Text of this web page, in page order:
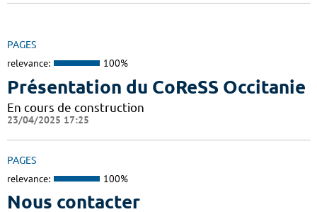
PAGES
relevance: 100%
Présentation du CoReSS Occitanie
En cours de construction
23/04/2025 17:25
PAGES
relevance: 100%
Nous contacter